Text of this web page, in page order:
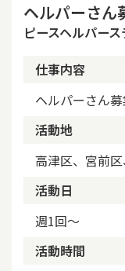
ヘルパーさん
ピースヘルパー
仕事内容
ヘルパーさん
活動地
高津区、宮前
活動日
週1回～
活動時間